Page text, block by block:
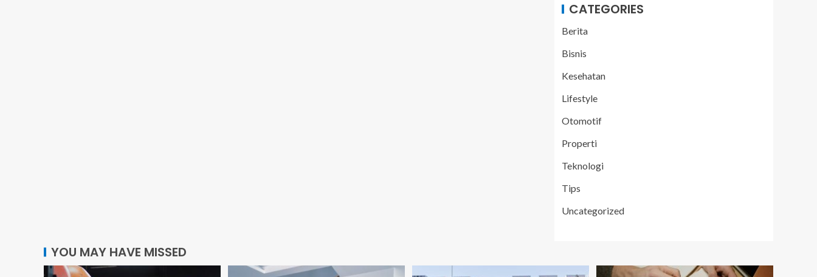
CATEGORIES
Berita
Bisnis
Kesehatan
Lifestyle
Otomotif
Properti
Teknologi
Tips
Uncategorized
YOU MAY HAVE MISSED